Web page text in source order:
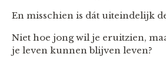
En misschien is dát uiteindelijk
Niet hoe jong wil je eruitzien,
je leven kunnen blijven leven?